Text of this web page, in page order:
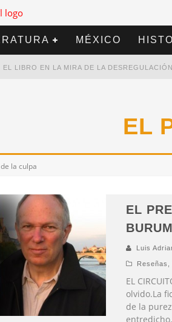
MÉXICO
EL LIBRO EN LA MIRA DE LA DESREGULACIÓN
DIEGO MERET | HOTEL ACAPULCOEL
la culpa
EL
Luis
Reseñas
EL
olvido.La
de la